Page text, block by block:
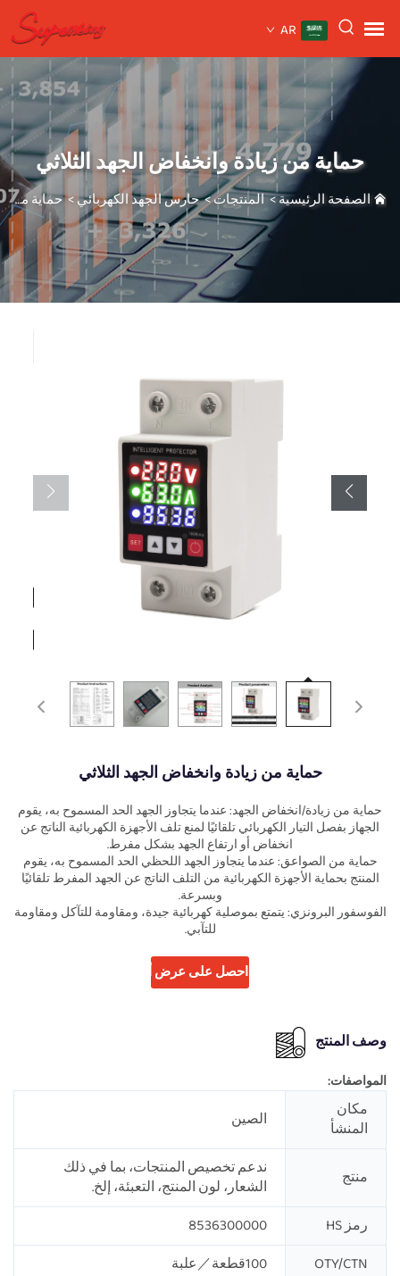
AR
حماية من زيادة وانخفاض الجهد الثلاثي
الصفحة الرئيسية>المنتجات>حارس الجهد الكهربائي>حماية من زيادة وانخفاض الجهد الثلاثي
حماية من زيادة وانخفاض الجهد الثلاثي
حماية من زيادة/انخفاض الجهد: عندما يتجاوز الجهد الحد المسموح به، يقوم
الجهاز بفصل التيار الكهربائي تلقائيًا لمنع تلف الأجهزة الكهربائية الناتج عن
انخفاض أو ارتفاع الجهد بشكل مفرط.
حماية من الصواعق: عندما يتجاوز الجهد اللحظي الحد المسموح به، يقوم
المنتج بحماية الأجهزة الكهربائية من التلف الناتج عن الجهد المفرط تلقائيًا
وبسرعة.
الفوسفور البرونزي: يتمتع بموصلية كهربائية جيدة، ومقاومة للتآكل ومقاومة
للتآبي.
احصل على عرض أسعار
وصف المنتج
المواصفات:
مكان
المنشأ
الصين
منتج
ندعم تخصيص المنتجات، بما في ذلك
الشعار، لون المنتج، التعبئة، إلخ.
رمز HS
8536300000
OTY/CTN
100قطعة／علبة